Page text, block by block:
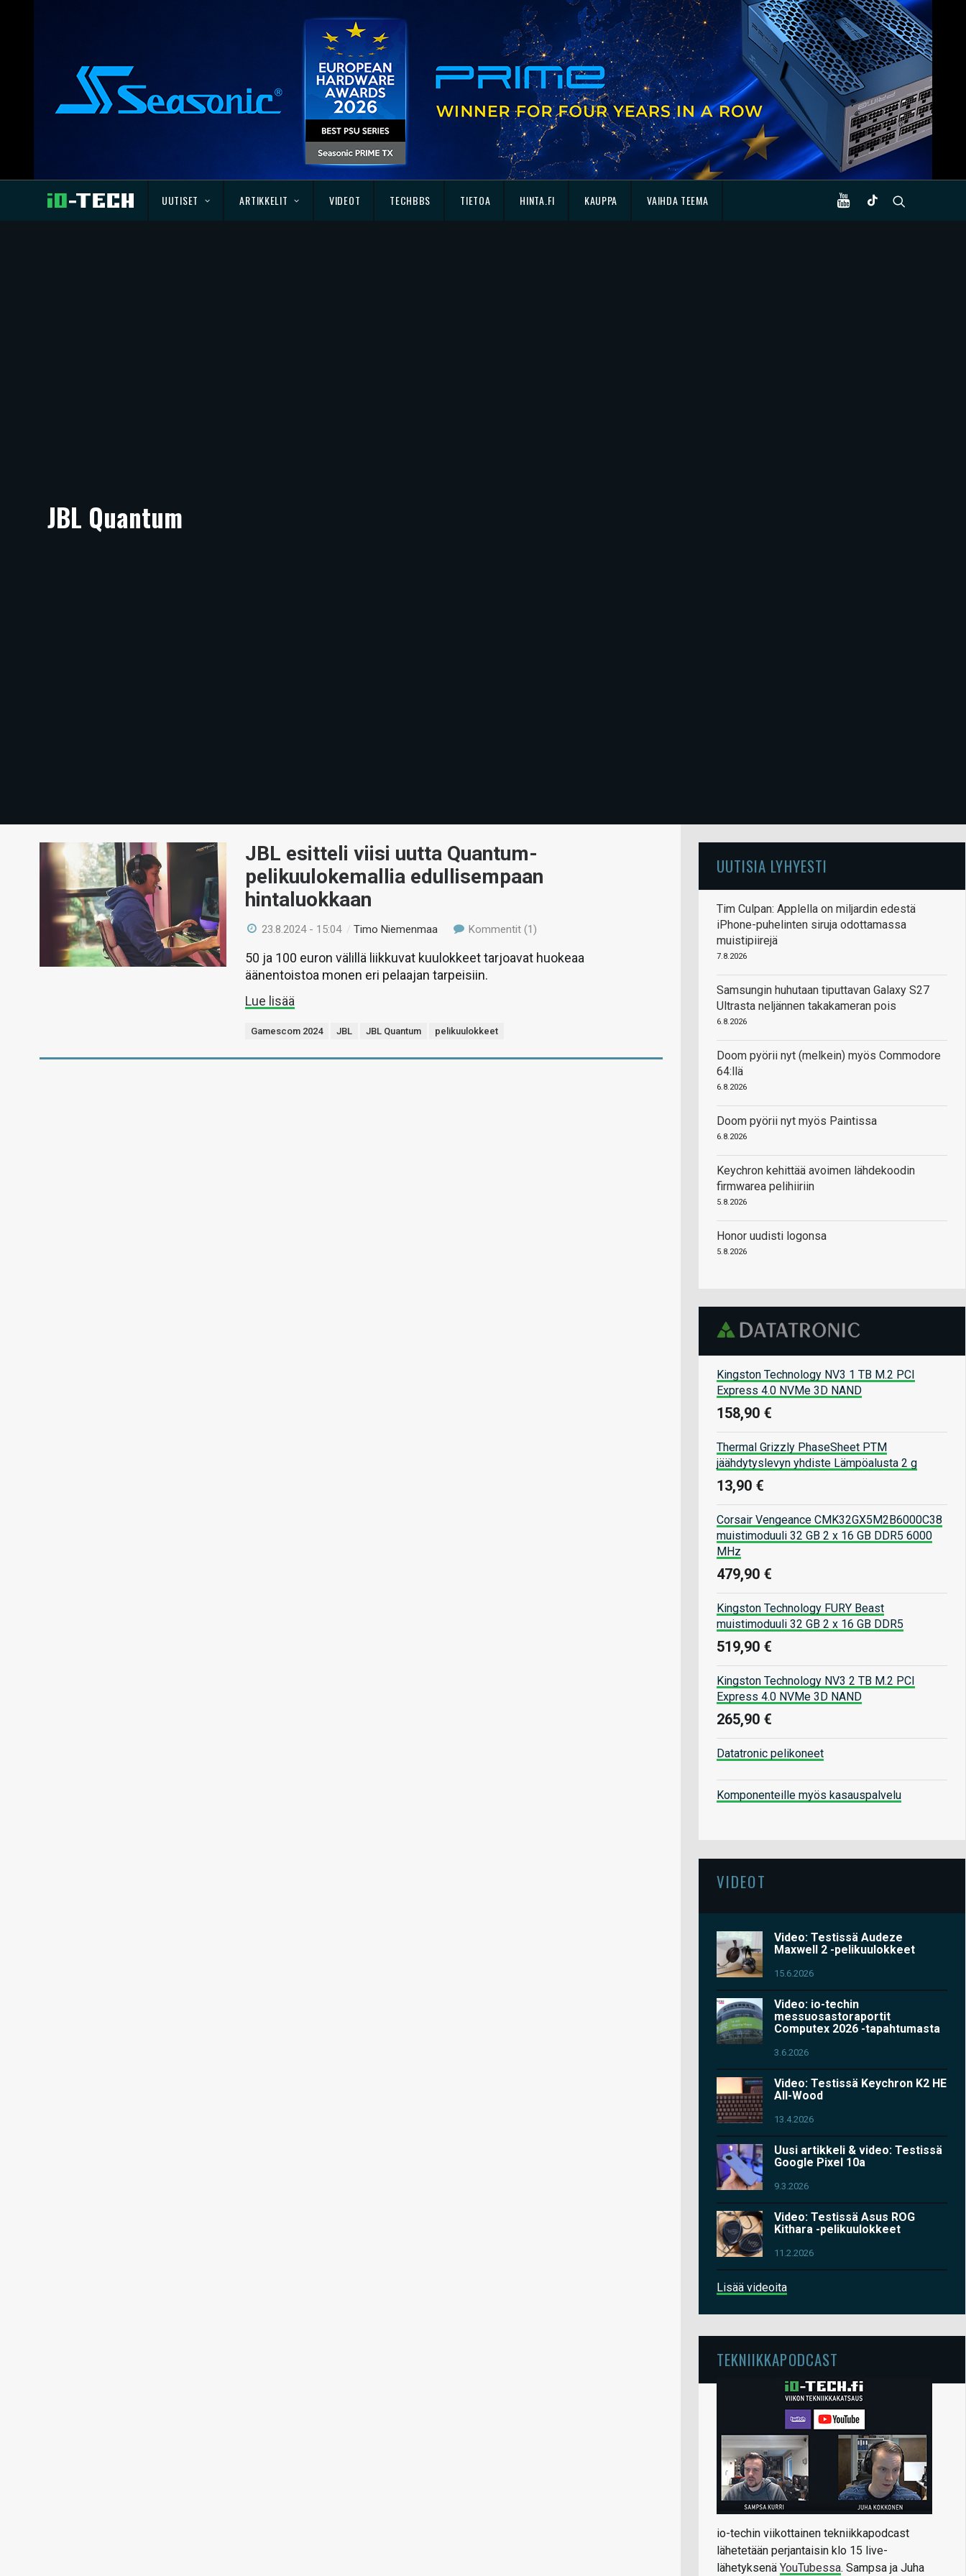
UUTISET ARTIKKELIT VIDEOT TECHBBS TIETOA HINTA.FI KAUPPA VAIHDA TEEMA
JBL Quantum
JBL esitteli viisi uutta Quantum-
pelikuulokemallia edullisempaan
hintaluokkaan
23.8.2024 - 15:04 /Timo Niemenmaa Kommentit (1)
50 ja 100 euron välillä liikkuvat kuulokkeet tarjoavat huokeaa
äänentoistoa monen eri pelaajan tarpeisiin.
Lue lisää
Gamescom 2024 JBL JBL Quantum pelikuulokkeet
UUTISIA LYHYESTI
Tim Culpan: Applella on miljardin edestä
iPhone-puhelinten siruja odottamassa
muistipiirejä
7.8.2026
Samsungin huhutaan tiputtavan Galaxy S27
Ultrasta neljännen takakameran pois
6.8.2026
Doom pyörii nyt (melkein) myös Commodore
64:llä
6.8.2026
Doom pyörii nyt myös Paintissa
6.8.2026
Keychron kehittää avoimen lähdekoodin
firmwarea pelihiiriin
5.8.2026
Honor uudisti logonsa
5.8.2026
Kingston Technology NV3 1 TB M.2 PCI
Express 4.0 NVMe 3D NAND
158,90 €
Thermal Grizzly PhaseSheet PTM
jäähdytyslevyn yhdiste Lämpöalusta 2 g
13,90 €
Corsair Vengeance CMK32GX5M2B6000C38
muistimoduuli 32 GB 2 x 16 GB DDR5 6000
MHz
479,90 €
Kingston Technology FURY Beast
muistimoduuli 32 GB 2 x 16 GB DDR5
519,90 €
Kingston Technology NV3 2 TB M.2 PCI
Express 4.0 NVMe 3D NAND
265,90 €
Datatronic pelikoneet
Komponenteille myös kasauspalvelu
VIDEOT
Video: Testissä Audeze
Maxwell 2 -pelikuulokkeet
15.6.2026
Video: io-techin
messuosastoraportit
Computex 2026 -tapahtumasta
3.6.2026
Video: Testissä Keychron K2 HE
All-Wood
13.4.2026
Uusi artikkeli & video: Testissä
Google Pixel 10a
9.3.2026
Video: Testissä Asus ROG
Kithara -pelikuulokkeet
11.2.2026
Lisää videoita
TEKNIIKKAPODCAST
io-techin viikottainen tekniikkapodcast
lähetetään perjantaisin klo 15 live-
lähetyksenä YouTubessa. Sampsa ja Juha